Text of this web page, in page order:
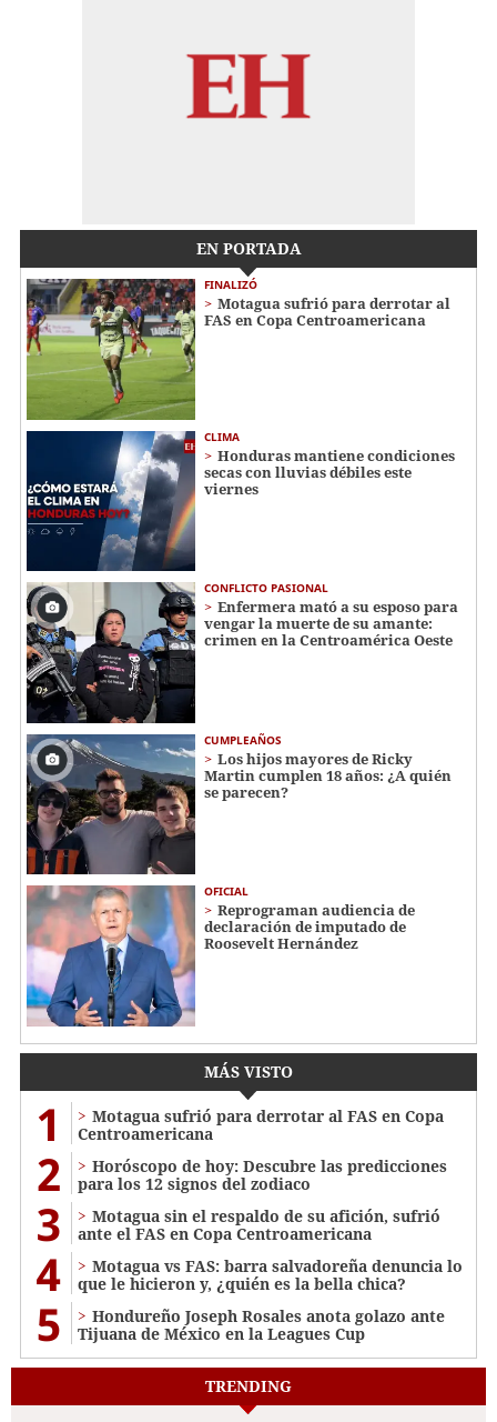
EN PORTADA
FINALIZÓ
Motagua sufrió para derrotar al
FAS en Copa Centroamericana
CLIMA
Honduras mantiene condiciones
secas con lluvias débiles este
viernes
CONFLICTO PASIONAL
Enfermera mató a su esposo para
vengar la muerte de su amante:
crimen en la Centroamérica Oeste
CUMPLEAÑOS
Los hijos mayores de Ricky
Martin cumplen 18 años: ¿A quién
se parecen?
OFICIAL
Reprograman audiencia de
declaración de imputado de
Roosevelt Hernández
MÁS VISTO
1
Motagua sufrió para derrotar al FAS en Copa
Centroamericana
2
Horóscopo de hoy: Descubre las predicciones
para los 12 signos del zodiaco
3
Motagua sin el respaldo de su afición, sufrió
ante el FAS en Copa Centroamericana
4
Motagua vs FAS: barra salvadoreña denuncia lo
que le hicieron y, ¿quién es la bella chica?
5
Hondureño Joseph Rosales anota golazo ante
Tijuana de México en la Leagues Cup
TRENDING